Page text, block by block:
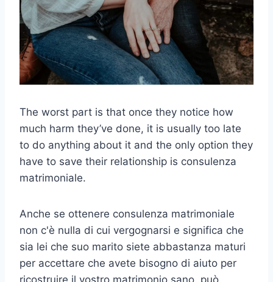
The worst part is that once they notice how
much harm they’ve done, it is usually too late
to do anything about it and the only option they
have to save their relationship is consulenza
matrimoniale.
Anche se ottenere consulenza matrimoniale
non c'è nulla di cui vergognarsi e significa che
sia lei che suo marito siete abbastanza maturi
per accettare che avete bisogno di aiuto per
ricostruire il vostro matrimonio sano, può